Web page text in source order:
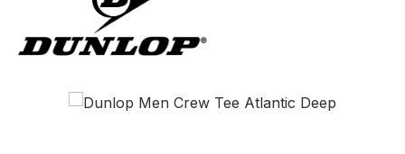
Bildergalerie überspringen